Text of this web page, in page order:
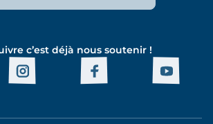
c’est déjà nous soutenir !